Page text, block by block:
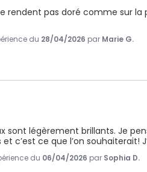
rendent pas doré comme sur
du 28/04/2026 par Marie G.
sont légèrement brillants. Je
c’est ce que l’on souhaiterait!
du 06/04/2026 par Sophia D.